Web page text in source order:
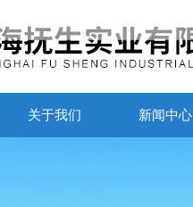
关于我们 新闻中心